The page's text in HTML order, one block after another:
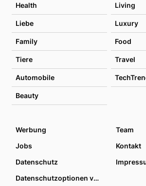
Health Living
Liebe Luxury
Family Food
Tiere Travel
Automobile
Beauty
Werbung
Team
Jobs
Kontakt
Datenschutz
Datenschutzoptionen verwalten